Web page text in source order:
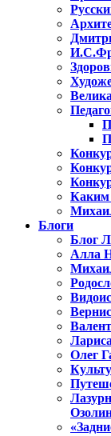
Каким
Блоги
Блог
Алла
Олег